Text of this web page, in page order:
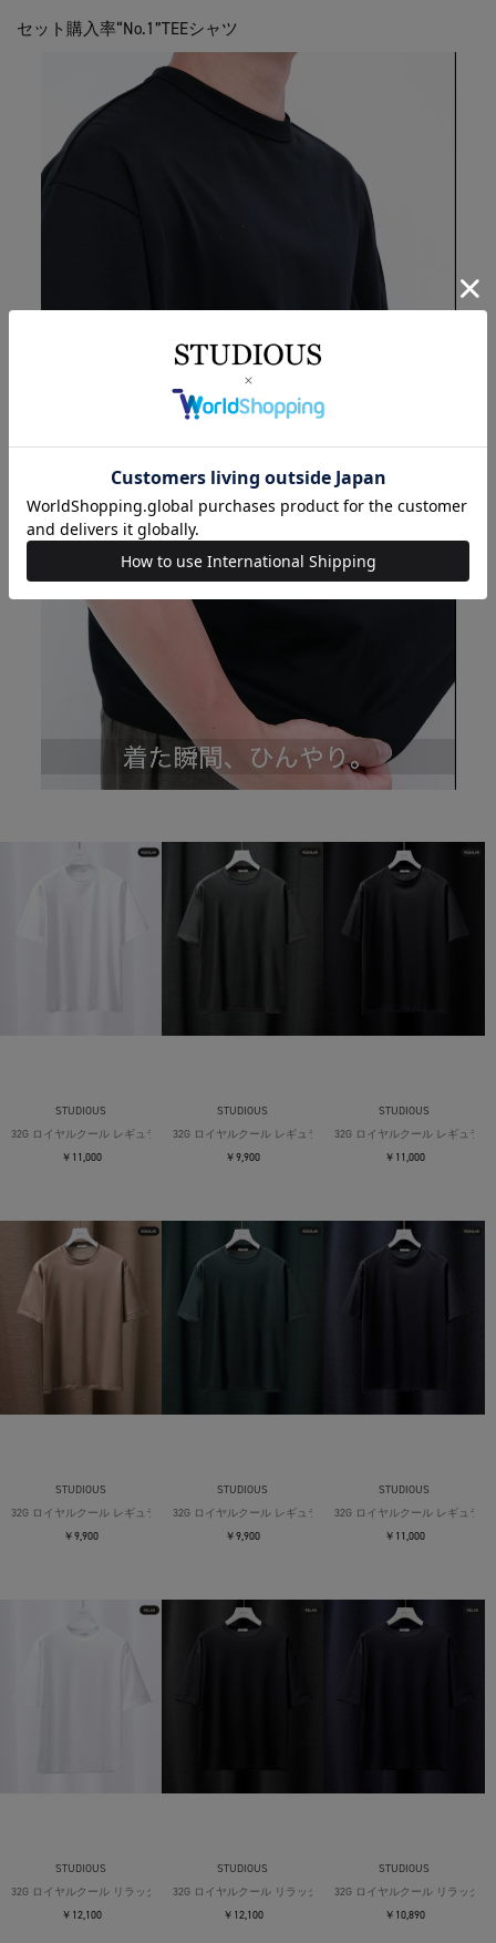
セット購入率“No.1”TEEシャツ
STUDIOUS
32G ロイヤルクール レギュラーTシャツ
￥11,000
STUDIOUS
32G ロイヤルクール レギュラーTシャツ
￥9,900
STUDIOUS
32G ロイヤルクール レギュラー
￥11,000
STUDIOUS
32G ロイヤルクール レギュラーTシャツ
￥9,900
STUDIOUS
32G ロイヤルクール レギュラーTシャツ
￥9,900
STUDIOUS
32G ロイヤルクール レギュラー
￥11,000
STUDIOUS
32G ロイヤルクール リラックスTシャツ
￥12,100
STUDIOUS
32G ロイヤルクール リラックスTシャツ
￥12,100
STUDIOUS
32G ロイヤルクール リラックス
￥10,890